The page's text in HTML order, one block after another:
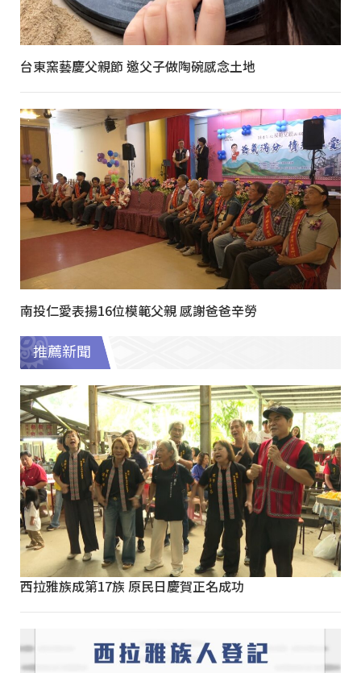
台東窯藝慶父親節 邀父子做陶碗感念土地
南投仁愛表揚16位模範父親 感謝爸爸辛勞
推薦新聞
西拉雅族成第17族 原民日慶賀正名成功